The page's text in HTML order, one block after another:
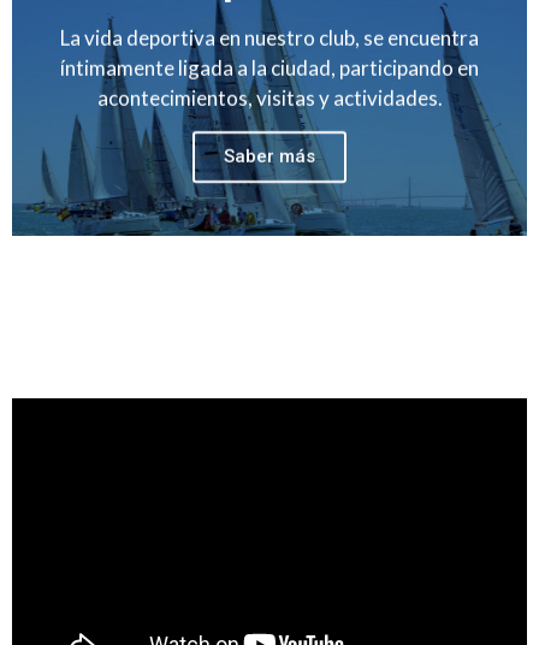
La vida deportiva en nuestro club, se encuentra
íntimamente ligada a la ciudad, participando en
acontecimientos, visitas y actividades.
Saber más